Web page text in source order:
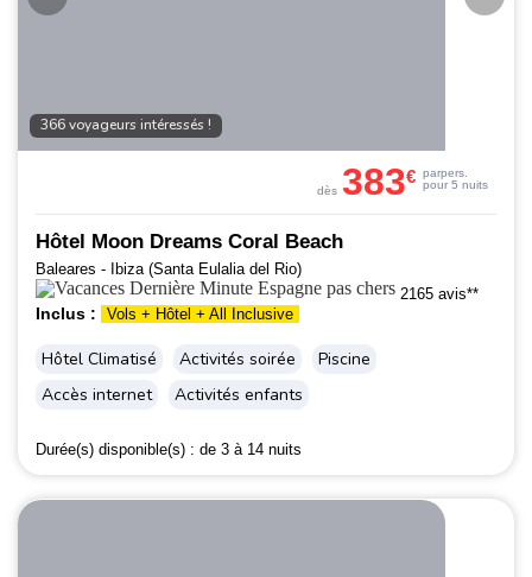
366 voyageurs intéressés !
Hôtel Moon Dreams Coral Beach
Baleares - Ibiza (Santa Eulalia del Rio)
2165 avis**
Inclus : Vols + Hôtel + All Inclusive
Hôtel Climatisé Activités soirée
Piscine
Accès internet
Activités enfants
Durée(s) disponible(s) : de 3 à 14 nuits
dès 383€ parpers.
pour 5 nuits